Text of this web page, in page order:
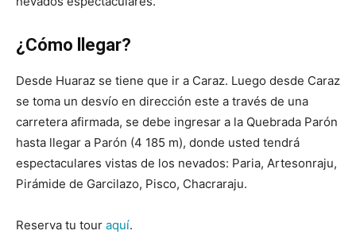
¿Cómo llegar?
Desde Huaraz se tiene que ir a Caraz. Luego desde Caraz
se toma un desvío en dirección este a través de una
carretera afirmada, se debe ingresar a la Quebrada Parón
hasta llegar a Parón (4 185 m), donde usted tendrá
espectaculares vistas de los nevados: Paria, Artesonraju,
Pirámide de Garcilazo, Pisco, Chacraraju.
Reserva tu tour aquí.